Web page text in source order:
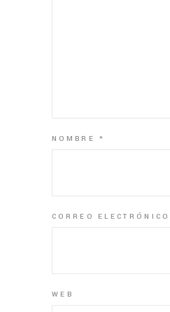
NOMBRE*
CORREO ELECTRÓNICO
WEB